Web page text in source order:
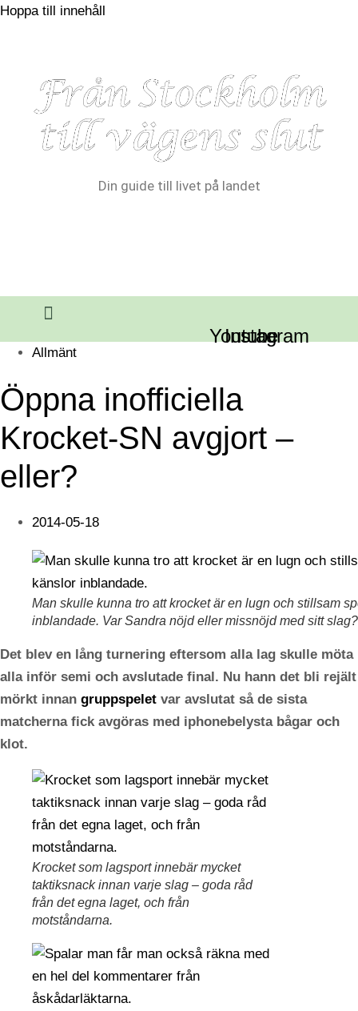
Hoppa till innehåll
Din guide till livet på landet
Youtube
Instagram
Allmänt
Öppna inofficiella
Krocket-SN avgjort –
eller?
2014-05-18
Man skulle kunna tro att krocket är en lugn och stillsam
inblandade. Var Sandra nöjd eller missnöjd med sitt slag?
Det blev en lång turnering eftersom alla lag skulle möta
alla inför semi och avslutade final. Nu hann det bli rejält
mörkt innan gruppspelet var avslutat så de sista
matcherna fick avgöras med iphonebelysta bågar och
klot.
Krocket som lagsport innebär mycket
taktiksnack innan varje slag – goda råd
från det egna laget, och från
motståndarna.